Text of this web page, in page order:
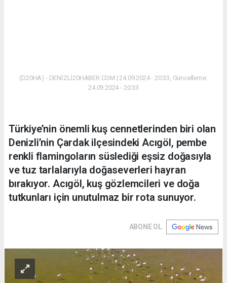
(D20HA) - DENİZLİ20HABER.COM | 24.09.2024 - 20:33, Güncelleme:
24.09.2024 - 20:33
Türkiye’nin önemli kuş cennetlerinden biri olan
Denizli’nin Çardak ilçesindeki Acıgöl, pembe
renkli flamingoların süslediği eşsiz doğasıyla
ve tuz tarlalarıyla doğaseverleri hayran
bırakıyor. Acıgöl, kuş gözlemcileri ve doğa
tutkunları için unutulmaz bir rota sunuyor.
ABONE OL